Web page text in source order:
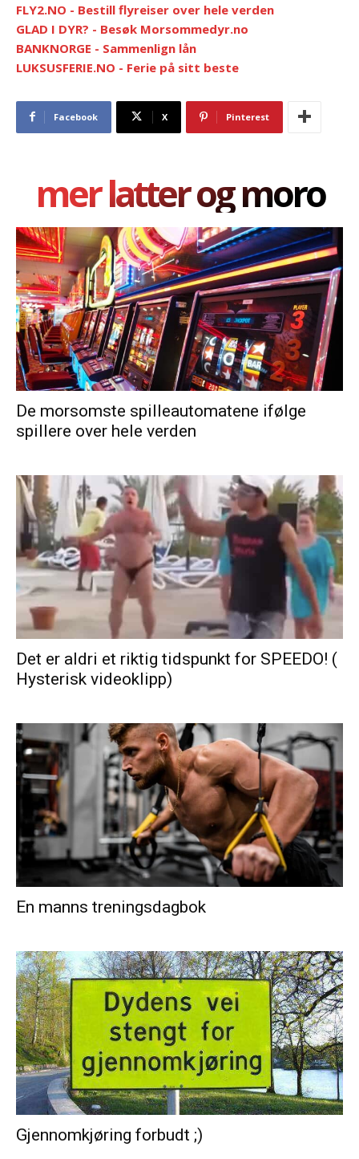
FLY2.NO - Bestill flyreiser over hele verden
GLAD I DYR? - Besøk Morsommedyr.no
BANKNORGE - Sammenlign lån
LUKSUSFERIE.NO - Ferie på sitt beste
Facebook X Pinterest
mer latter og moro
De morsomste spilleautomatene ifølge
spillere over hele verden
Det er aldri et riktig tidspunkt for SPEEDO! (
Hysterisk videoklipp)
En manns treningsdagbok
Gjennomkjøring forbudt ;)